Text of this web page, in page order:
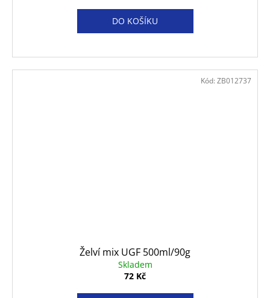
DO KOŠÍKU
Želví mix UGF 500ml/90g
Skladem
72 Kč
Kód: ZB012737